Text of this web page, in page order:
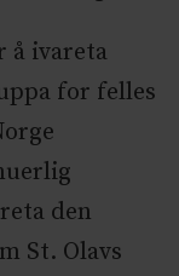
å ivareta
for felles
den
St. Olavs